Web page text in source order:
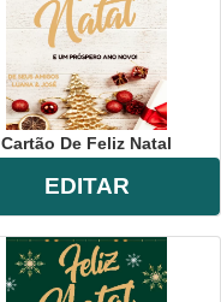
Cartão De Feliz Natal
EDITAR